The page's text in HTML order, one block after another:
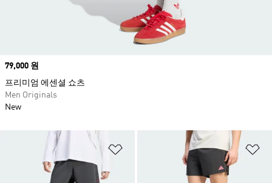
위시리스트 담기
Price
79,000 원
프리미엄 에센셜 쇼츠
Men Originals
New